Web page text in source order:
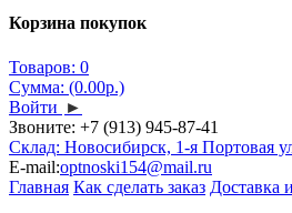
Корзина покупок
Товаров: 0
Сумма: (0.00р.)
Войти ►
Звоните: +7 (913) 945-87-41
Склад: Новосибирск, 1-я Портовая
E-mail:optnoski154@mail.ru
Главная Как сделать заказ Доставка